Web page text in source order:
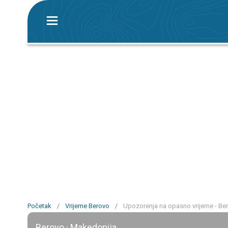
Početak / Vrijeme Berovo / Upozorenja na opasno vrijeme -